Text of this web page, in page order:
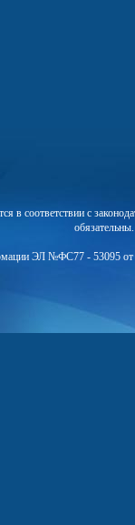
в соответствии с
ЭЛ №ФС77 - 53095